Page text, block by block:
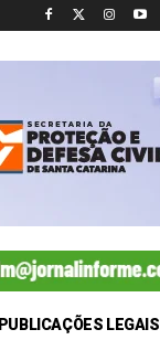
PUBLICAÇÕES LEGAIS